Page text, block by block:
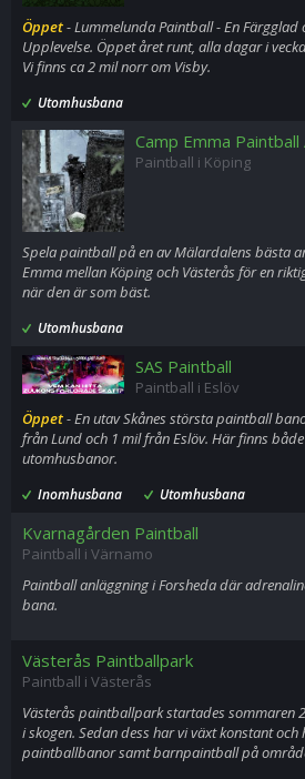
Öppet- Lummelunda Paintball - En
Upplevelse. Öppet året runt, alla dagar i
Vi finns ca 2 mil norr om Visby.
Utomhusbana
Camp Emma Paintball
Paintball i Köping
Spela paintball på en av Mälardalens bästa
Emma mellan Köping och Västerås för en
när den är som bäst.
Utomhusbana
SAS Paintball
Paintball i Eslöv
Öppet- En utav Skånes största paintball
från Lund och 1 mil från Eslöv. Här finns
utomhusbanor.
Inomhusbana Utomhusbana
Kvarnagården Paintball
Paintball i Värnamo
Paintball anläggning i Forsheda där
bana.
Västerås Paintballpark
Paintball i Västerås
Västerås paintballpark startades sommaren
i skogen. Sedan dess har vi växt konstant
paintballbanor samt barnpaintball på